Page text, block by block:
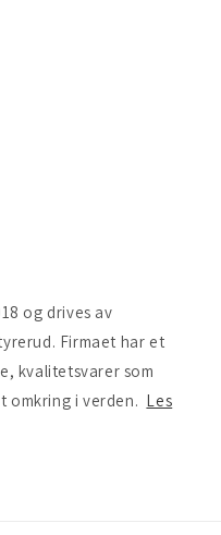
og drives av
Firmaet har et
kvalitetsvarer som
omkring i verden. Les